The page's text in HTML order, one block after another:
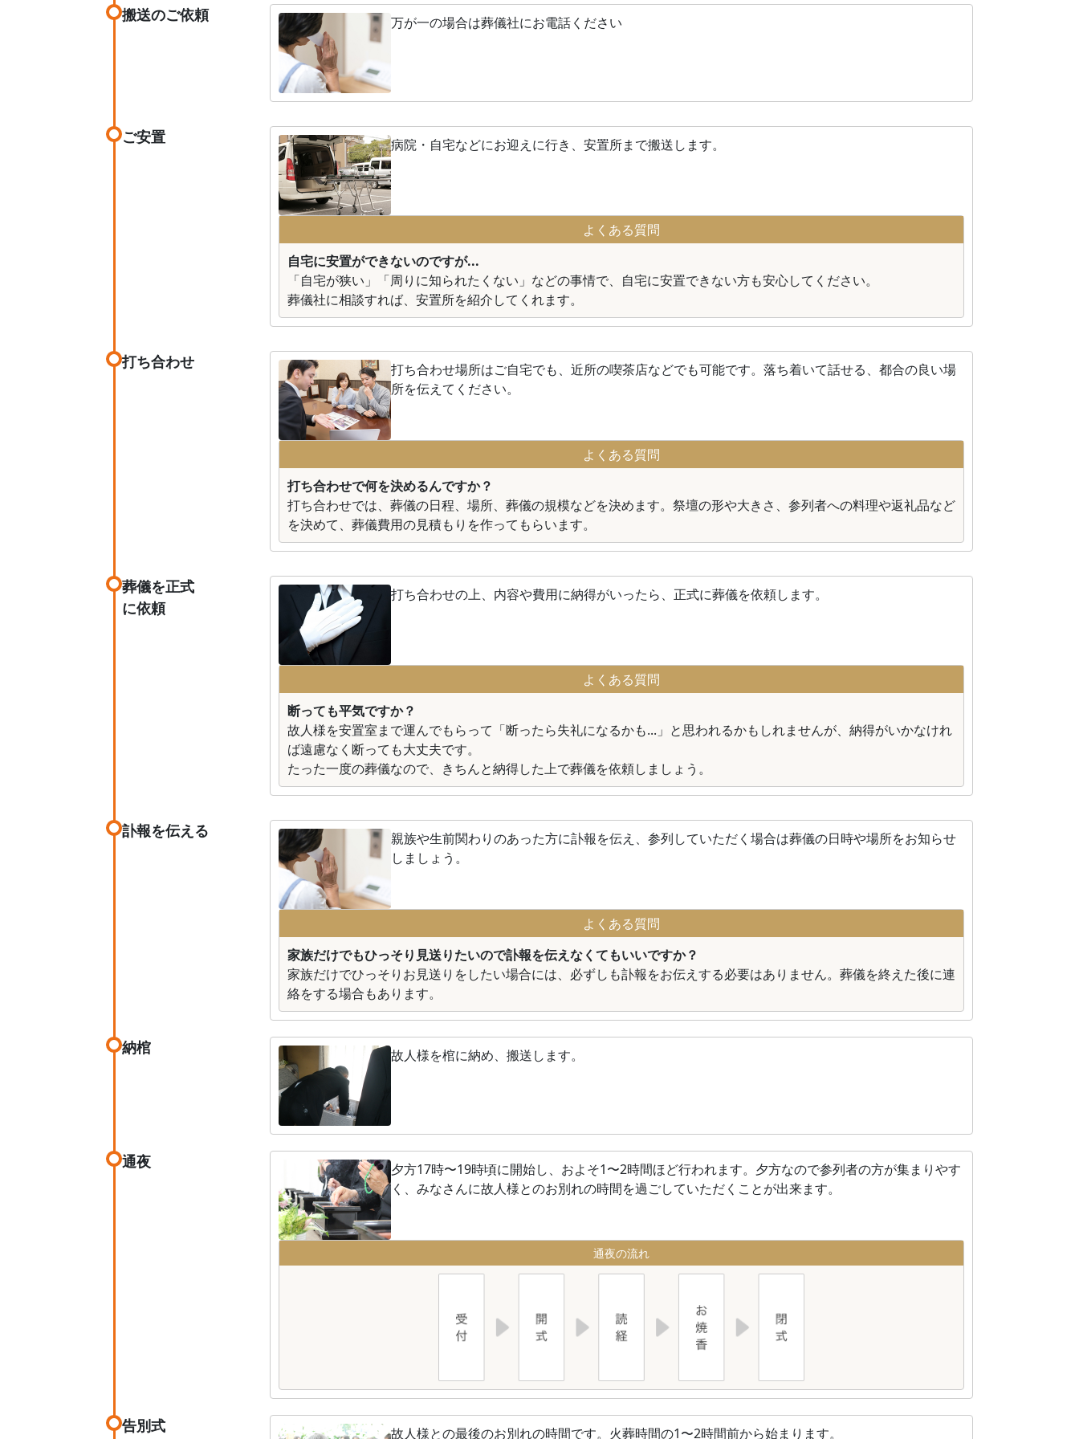
搬送のご依頼 万が一の場合は葬儀社にお電話ください
ご安置 病院・自宅などにお迎えに行き、安置所まで搬送します。
よくある質問
自宅に安置ができないのですが...
「自宅が狭い」「周りに知られたくない」などの事情で、自宅に安置できない方も安心してください。
葬儀社に相談すれば、安置所を紹介してくれます。
打ち合わせ
打ち合わせ場所はご自宅でも、近所の喫茶店などでも可能です。落ち着いて話せる、都合の良い場
所を伝えてください。
よくある質問
打ち合わせで何を決めるんですか？
打ち合わせでは、葬儀の日程、場所、葬儀の規模などを決めます。祭壇の形や大きさ、参列者への料理や返礼品など
を決めて、葬儀費用の見積もりを作ってもらいます。
葬儀を正式
に依頼
打ち合わせの上、内容や費用に納得がいったら、正式に葬儀を依頼します。
よくある質問
断っても平気ですか？
故人様を安置室まで運んでもらって「断ったら失礼になるかも...」と思われるかもしれませんが、納得がいかなけれ
ば遠慮なく断っても大丈夫です。
たった一度の葬儀なので、きちんと納得した上で葬儀を依頼しましょう。
訃報を伝える
親族や生前関わりのあった方に訃報を伝え、参列していただく場合は葬儀の日時や場所をお知らせ
しましょう。
よくある質問
家族だけでもひっそり見送りたいので訃報を伝えなくてもいいですか？
家族だけでひっそりお見送りをしたい場合には、必ずしも訃報をお伝えする必要はありません。葬儀を終えた後に連
絡をする場合もあります。
納棺 故人様を棺に納め、搬送します。
通夜
夕方17時〜19時頃に開始し、およそ1〜2時間ほど行われます。夕方なので参列者の方が集まりやす
く、みなさんに故人様とのお別れの時間を過ごしていただくことが出来ます。
通夜の流れ
告別式 故人様との最後のお別れの時間です。火葬時間の1〜2時間前から始まります。